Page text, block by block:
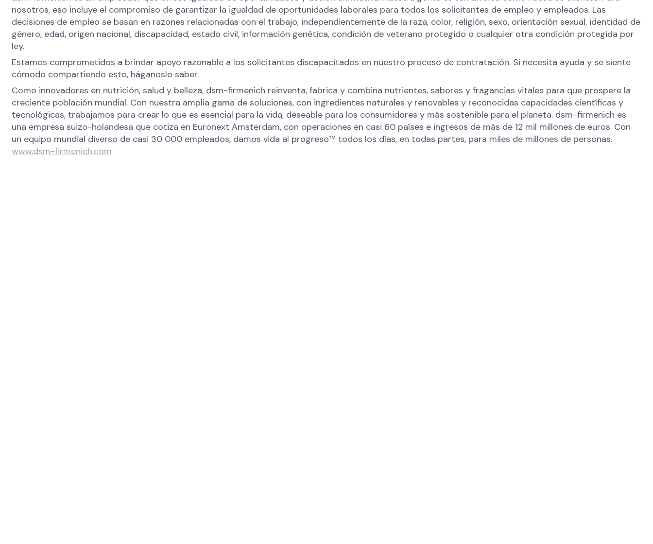
nosotros, eso incluye el compromiso de garantizar la igualdad de oportunidades laborales para todos los solicitantes de empleo y empleados. Las
decisiones de empleo se basan en razones relacionadas con el trabajo, independientemente de la raza, color, religión, sexo, orientación sexual, identidad de
género, edad, origen nacional, discapacidad, estado civil, información genética, condición de veterano protegido o cualquier otra condición protegida por
ley.
Estamos comprometidos a brindar apoyo razonable a los solicitantes discapacitados en nuestro proceso de contratación. Si necesita ayuda y se siente
cómodo compartiendo esto, háganoslo saber.
Como innovadores en nutrición, salud y belleza, dsm-firmenich reinventa, fabrica y combina nutrientes, sabores y fragancias vitales para que prospere la
creciente población mundial. Con nuestra amplia gama de soluciones, con ingredientes naturales y renovables y reconocidas capacidades científicas y
tecnológicas, trabajamos para crear lo que es esencial para la vida, deseable para los consumidores y más sostenible para el planeta. dsm-firmenich es
una empresa suizo-holandesa que cotiza en Euronext Amsterdam, con operaciones en casi 60 países e ingresos de más de 12 mil millones de euros. Con
un equipo mundial diverso de casi 30 000 empleados, damos vida al progreso™ todos los días, en todas partes, para miles de millones de personas.
www.dsm-firmenich.com